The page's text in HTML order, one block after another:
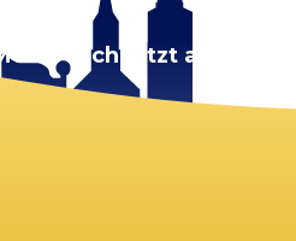
Melde dich jetzt an!